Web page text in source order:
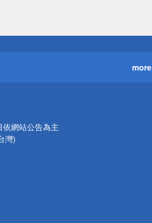
more
網站公告為主
灣)